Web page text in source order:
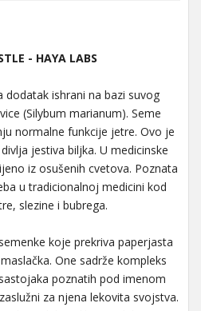
- HAYA LABS
dodatak ishrani na bazi suvog
(Silybum marianum). Seme
normalne funkcije jetre. Ovo je
jestiva biljka. U medicinske
iz osušenih cvetova. Poznata
u tradicionalnoj medicini kod
slezine i bubrega.
koje prekriva paperjasta
One sadrže kompleks
poznatih pod imenom
za njena lekovita svojstva.